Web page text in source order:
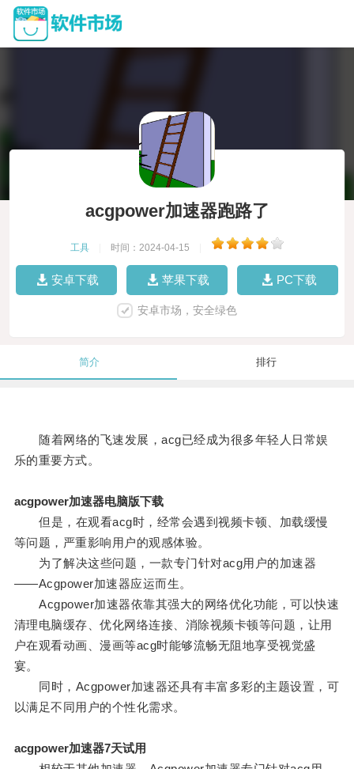
acgpower加速器跑路了
工具 时间：2024-04-15
安卓下载 苹果下载 PC下载
安卓市场，安全绿色
简介 排行
随着网络的飞速发展，acg已经成为很多年轻人日常娱
乐的重要方式。
acgpower加速器电脑版下载
但是，在观看acg时，经常会遇到视频卡顿、加载缓慢
等问题，严重影响用户的观感体验。
为了解决这些问题，一款专门针对acg用户的加速器
——Acgpower加速器应运而生。
Acgpower加速器依靠其强大的网络优化功能，可以快速
清理电脑缓存、优化网络连接、消除视频卡顿等问题，让用
户在观看动画、漫画等acg时能够流畅无阻地享受视觉盛
宴。
同时，Acgpower加速器还具有丰富多彩的主题设置，可
以满足不同用户的个性化需求。
acgpower加速器7天试用